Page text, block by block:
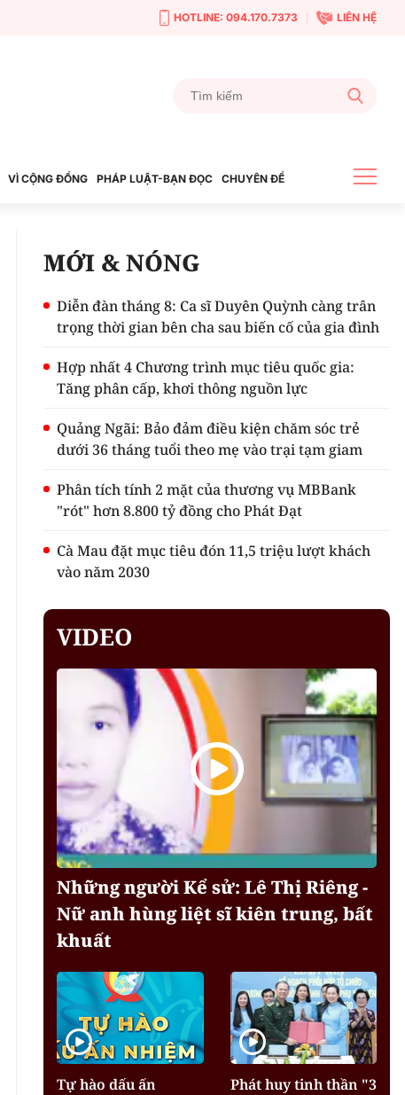
HOTLINE: 094.170.7373 LIÊN HỆ
VÌ CỘNG ĐỒNG PHÁP LUẬT-BẠN ĐỌC CHUYÊN ĐỀ
MỚI & NÓNG
Diễn đàn tháng 8: Ca sĩ Duyên Quỳnh càng trân
trọng thời gian bên cha sau biến cố của gia đình
Hợp nhất 4 Chương trình mục tiêu quốc gia:
Tăng phân cấp, khơi thông nguồn lực
Quảng Ngãi: Bảo đảm điều kiện chăm sóc trẻ
dưới 36 tháng tuổi theo mẹ vào trại tạm giam
Phân tích tính 2 mặt của thương vụ MBBank
"rót" hơn 8.800 tỷ đồng cho Phát Đạt
Cà Mau đặt mục tiêu đón 11,5 triệu lượt khách
vào năm 2030
VIDEO
Những người Kể sử: Lê Thị Riêng -
Nữ anh hùng liệt sĩ kiên trung, bất
khuất
Tự hào dấu ấn
Phát huy tinh thần "3